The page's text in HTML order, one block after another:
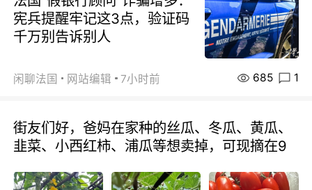
宪兵提醒牢记这3点，验证码
千万别告诉别人
闲聊法国 网站编辑 7小时前 685 1
街友们好，爸妈在家种的丝瓜、冬瓜、黄瓜、
韭菜、小西红柿、浦瓜等想卖掉，可现摘在9